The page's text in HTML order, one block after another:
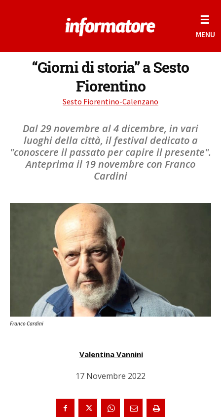
☰
MENU
“Giorni di storia” a Sesto
Fiorentino
Sesto Fiorentino-Calenzano
Dal 29 novembre al 4 dicembre, in vari
luoghi della città, il festival dedicato a
"conoscere il passato per capire il presente".
Anteprima il 19 novembre con Franco
Cardini
Franco Cardini
Valentina Vannini
17 Novembre 2022